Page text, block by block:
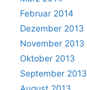
Februar 2014
Dezember 2013
November 2013
Oktober 2013
September 2013